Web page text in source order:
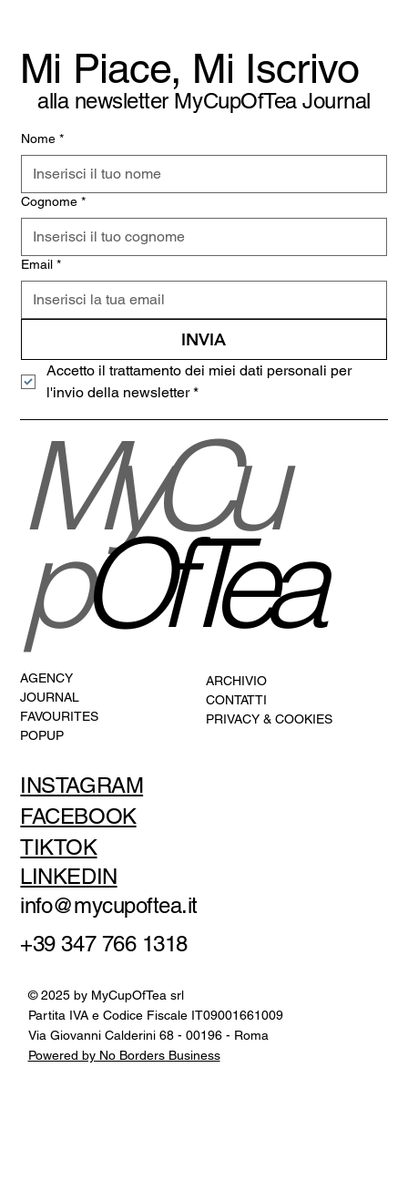
Mi Piace, Mi Iscrivo
alla newsletter MyCupOfTea Journal
Nome *
Cognome *
Email *
INVIA
Accetto il trattamento dei miei dati personali per
l'invio della newsletter *
MyCu
pOfTea
AGENCY
JOURNAL
FAVOURITES
POPUP
ARCHIVIO
CONTATTI
PRIVACY & COOKIES
INSTAGRAM
FACEBOOK
TIKTOK
LINKEDIN
info@mycupoftea.it
+39 347 766 1318
© 2025 by MyCupOfTea srl
Partita IVA e Codice Fiscale IT09001661009
Via Giovanni Calderini 68 - 00196 - Roma
Powered by No Borders Business